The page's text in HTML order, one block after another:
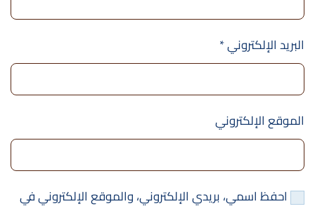
البريد الإلكتروني*
الموقع الإلكتروني
احفظ اسمي، بريدي الإلكتروني، والموقع الإلكتروني في